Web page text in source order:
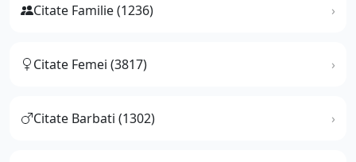
Citate Familie (1236)
Citate Femei (3817)
Citate Barbati (1302)